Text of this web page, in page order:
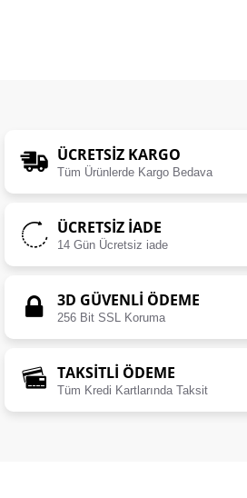
ÜCRETSIZ KARGO
Tüm Ürünlerde Kargo Bedava
ÜCRETSIZ İADE
14 Gün Ücretsiz iade
3D GÜVENLİ ÖDEME
256 Bit SSL Koruma
TAKSİTLİ ÖDEME
Tüm Kredi Kartlarında Taksit